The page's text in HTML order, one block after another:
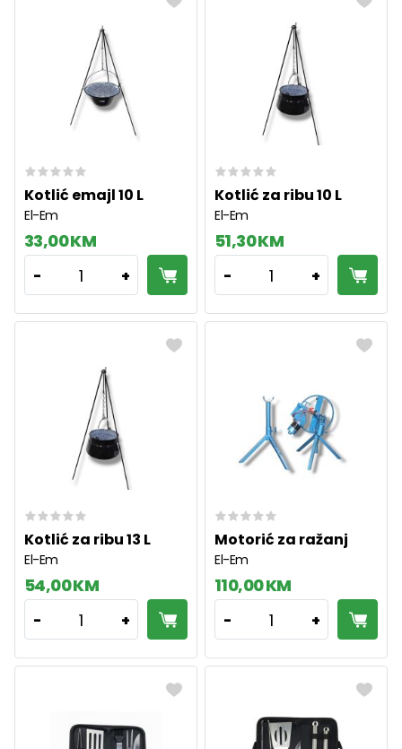
Kotlić emajl 10 L
El-Em
33,00 KM
- 1 +
Kotlić za ribu 10 L
El-Em
51,30 KM
- 1 +
Kotlić za ribu 13 L
El-Em
54,00 KM
- 1 +
Motorić za ražanj
El-Em
110,00 KM
- 1 +